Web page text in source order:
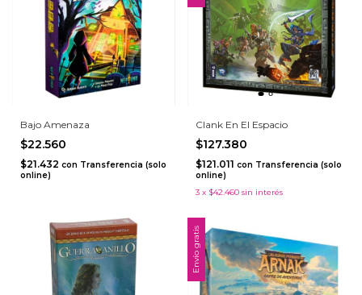
Bajo Amenaza
$22.560
$21.432 con Transferencia (solo
online)
Clank En El Espacio
$127.380
$121.011 con Transferencia (solo
online)
3 x $42.460 sin interés
Envío gratis